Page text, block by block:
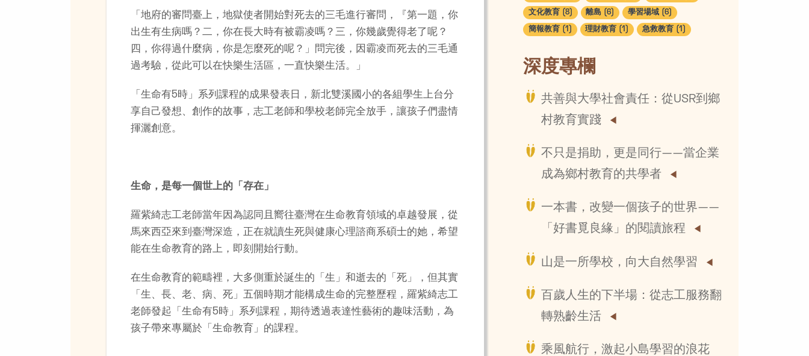
「地府的審問臺上，地獄使者開始對死去的三毛進行審問，『第一題，你
出生有生病嗎？二，你在長大時有被霸凌嗎？三，你幾歲覺得老了呢？
四，你得過什麼病，你是怎麼死的呢？」問完後，因霸凌而死去的三毛通
過考驗，從此可以在快樂生活區，一直快樂生活。」
「生命有5時」系列課程的成果發表日，新北雙溪國小的各組學生上台分
享自己發想、創作的故事，志工老師和學校老師完全放手，讓孩子們盡情
揮灑創意。
生命，是每一個世上的「存在」
羅紫綺志工老師當年因為認同且嚮往臺灣在生命教育領域的卓越發展，從
馬來西亞來到臺灣深造，正在就讀生死與健康心理諮商系碩士的她，希望
能在生命教育的路上，即刻開始行動。
在生命教育的範疇裡，大多側重於誕生的「生」和逝去的「死」，但其實
「生、長、老、病、死」五個時期才能構成生命的完整歷程，羅紫綺志工
老師發起「生命有5時」系列課程，期待透過表達性藝術的趣味活動，為
孩子帶來專屬於「生命教育」的課程。
文化教育 (8) 離島 (6) 學習場域 (6)
簡報教育 (1) 理財教育 (1) 急救教育 (1)
深度專欄
共善與大學社會責任：從USR到鄉
村教育實踐
不只是捐助，更是同行——當企業
成為鄉村教育的共學者
一本書，改變一個孩子的世界——
「好書覓良緣」的閱讀旅程
山是一所學校，向大自然學習
百歲人生的下半場：從志工服務翻
轉熟齡生活
乘風航行，激起小島學習的浪花